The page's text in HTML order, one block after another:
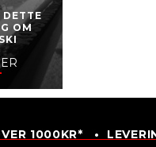
DETTE
OM
1000KR* •